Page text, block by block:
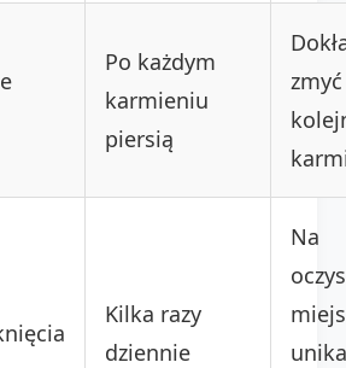
Po każdym
karmieniu
piersią
Kilka razy
dziennie
Na